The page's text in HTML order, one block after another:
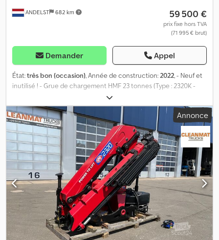
ANDELST 682 km 59 500 €
prix fixe hors TVA
(71 995 € brut)
Demander Appel
État:très bon (occasion), Année de construction: 2022, - Neuf et
inutilisé ! - Grue de chargement HMF 23 tonnes (Type : 2320K -
RCS) - 4 rallonges hydrauliques - 5ème et 6ème fonction -
Télécommande radio - Refroidisseur d'huile - Équipé du système
de stabilité EVS - Diagramme de charge : * 4,5 mètres -> 4 440 kg
* 6,4 mètres -> 3 000 kg * 8,3 mètres -> 2 210 kg Dcjdjzrv S Repfx
Ahcek * 10,3 mètres -> 1 750 kg * 12,4 mètres -> 1 440 kg =
Informations complémentaires = État technique : très bon État
visuel : très bon Fabricant : Clean Mat Trucks B.V.
Wageningsestraat 17 6673DB ANDELST, NL
Annonce